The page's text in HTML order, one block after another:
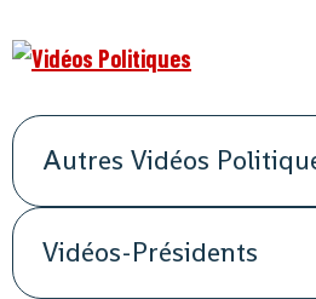
Autres Vidéos
Vidéos-Présidents